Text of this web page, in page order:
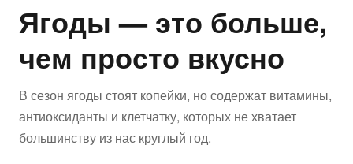
Ягоды — это больше,
чем просто вкусно
В сезон ягоды стоят копейки, но содержат витамины,
антиоксиданты и клетчатку, которых не хватает
большинству из нас круглый год.